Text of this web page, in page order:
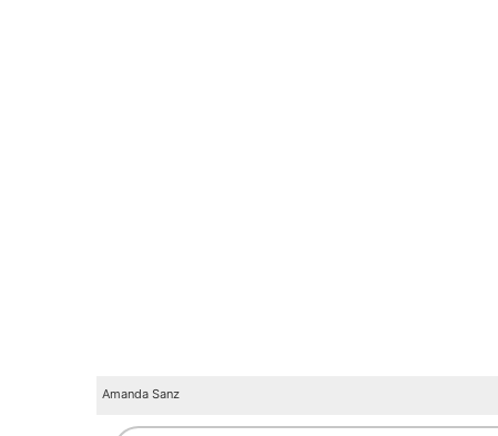
Amanda Sanz